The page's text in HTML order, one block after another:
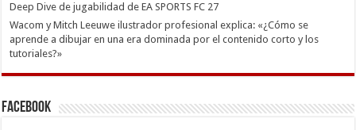
Deep Dive de jugabilidad de EA SPORTS FC 27
Wacom y Mitch Leeuwe ilustrador profesional explica: «¿Cómo se
aprende a dibujar en una era dominada por el contenido corto y los
tutoriales?»
Facebook